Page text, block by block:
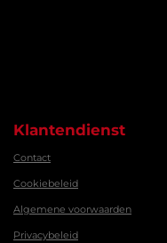
Klantendienst
Contact
Cookiebeleid
Algemene voorwaarden
Privacybeleid